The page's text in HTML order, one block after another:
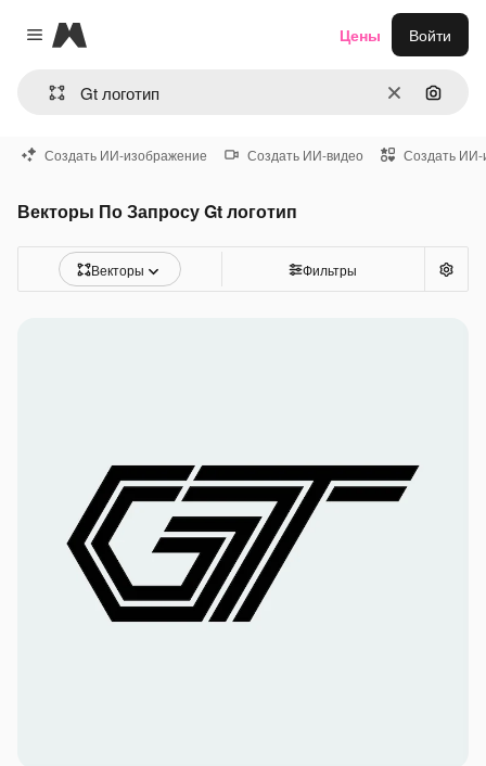
Close menu
Magnific
ОчиститьПоиск
Цены Войти
Создать ИИ-изображение Создать ИИ-видео Создать ИИ-
Векторы По Запросу Gt логотип
Векторы Фильтры